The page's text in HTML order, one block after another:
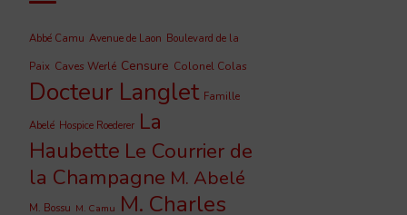
Abbé Camu Avenue de Laon Boulevard de la
Paix Caves Werlé Censure Colonel Colas
Docteur Langlet Famille
Abelé Hospice Roederer La
Haubette Le Courrier de
la Champagne M. Abelé
M. Bossu M. Camu M. Charles